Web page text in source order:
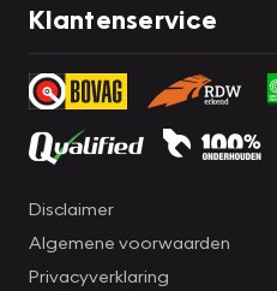
Klantenservice
Disclaimer
Algemene voorwaarden
Privacyverklaring